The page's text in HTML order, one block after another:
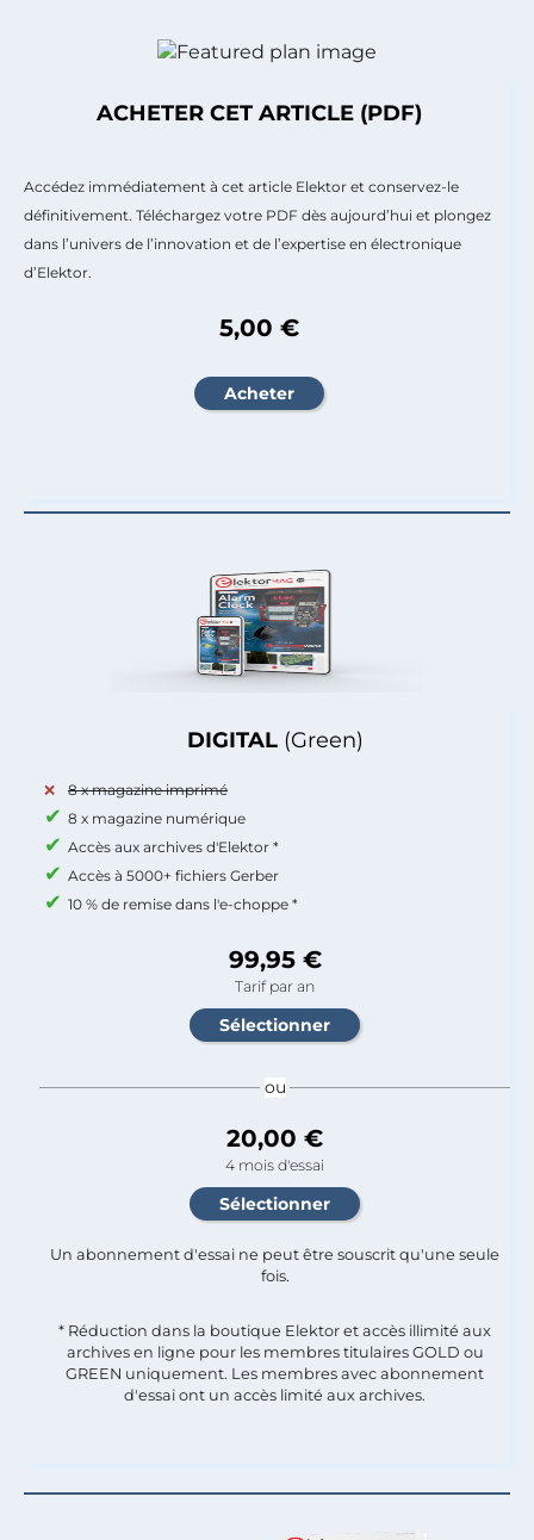
DIGITAL (Green)
8 x magazine imprimé
8 x magazine numérique
Accès aux archives d'Elektor *
Accès à 5000+ fichiers Gerber
10 % de remise dans l'e-choppe *
99,95 €
Tarif par an
ou
20,00 €
4 mois d'essai
Un abonnement d'essai ne peut être souscrit qu'une seule
fois.​
* Réduction dans la boutique Elektor et accès illimité aux
archives en ligne pour les membres titulaires GOLD ou
GREEN uniquement. Les membres avec abonnement
d'essai ont un accès limité aux archives.
ACHETER CET ARTICLE (PDF)
Accédez immédiatement à cet article Elektor et conservez-le
définitivement. Téléchargez votre PDF dès aujourd’hui et plongez
dans l’univers de l’innovation et de l’expertise en électronique
d’Elektor.
5,00 €